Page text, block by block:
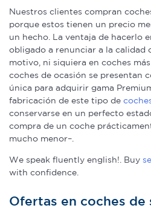
Nuestros clientes compran
porque estos tienen un precio
un hecho. La ventaja de hacerlo
obligado a renunciar a la calidad
motivo, ni siquiera en coches
coches de ocasión se presentan
única para adquirir gama
fabricación de este tipo de
conservarse en un perfecto
compra de un coche
mucho menor–.
We speak fluently english!. Buy
with confidence.
Ofertas en coches de